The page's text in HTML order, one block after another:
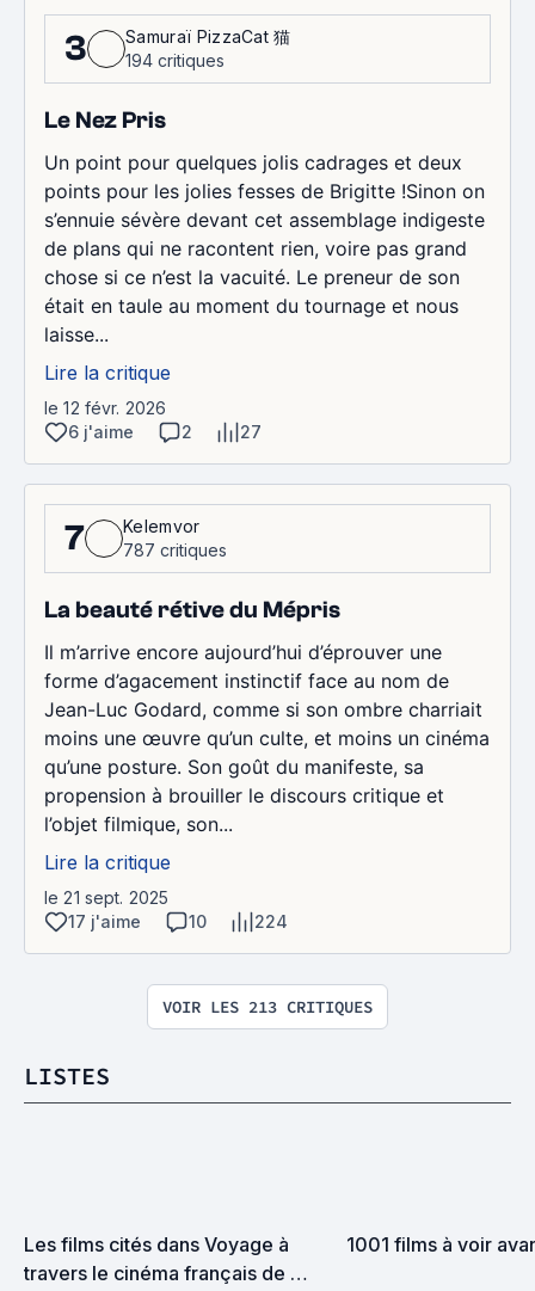
3
Samuraï PizzaCat 猫
194 critiques
Le Nez Pris
Un point pour quelques jolis cadrages et deux
points pour les jolies fesses de Brigitte !Sinon on
s’ennuie sévère devant cet assemblage indigeste
de plans qui ne racontent rien, voire pas grand
chose si ce n’est la vacuité. Le preneur de son
était en taule au moment du tournage et nous
laisse...
Lire la critique
le 12 févr. 2026
6 j'aime
2 27
7
Kelemvor
787 critiques
La beauté rétive du Mépris
Il m’arrive encore aujourd’hui d’éprouver une
forme d’agacement instinctif face au nom de
Jean-Luc Godard, comme si son ombre charriait
moins une œuvre qu’un culte, et moins un cinéma
qu’une posture. Son goût du manifeste, sa
propension à brouiller le discours critique et
l’objet filmique, son...
Lire la critique
le 21 sept. 2025
17 j'aime
10 224
VOIR LES 213 CRITIQUES
LISTES
Les films cités dans Voyage à
travers le cinéma français de
1001 films à voir